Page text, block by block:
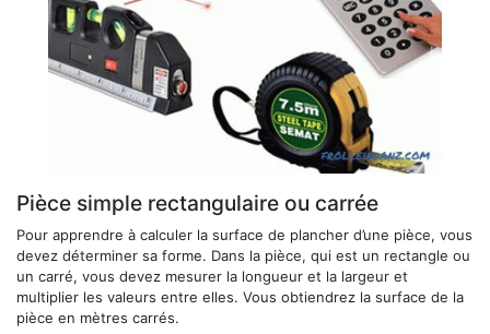
Pièce simple rectangulaire ou carrée
Pour apprendre à calculer la surface de plancher d’une pièce, vous
devez déterminer sa forme. Dans la pièce, qui est un rectangle ou
un carré, vous devez mesurer la longueur et la largeur et
multiplier les valeurs entre elles. Vous obtiendrez la surface de la
pièce en mètres carrés.